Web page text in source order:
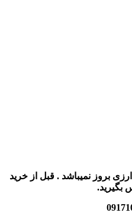
بروز نمیباشد . قبل از خرید
بگیرید.